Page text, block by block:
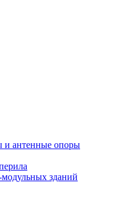
и антенные опоры
зданий